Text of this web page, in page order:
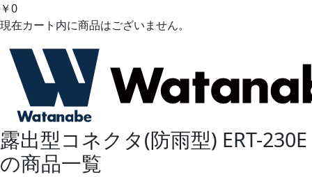
￥0
現在カート内に商品はございません。
露出型コネクタ(防雨型) ERT-230E
の商品一覧